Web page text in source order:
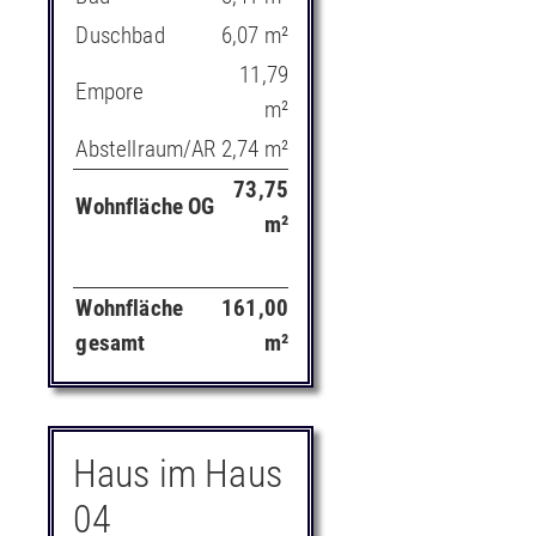
Nutzfläche
gesamt
15,86
m²
Wohnfläche
136,69
m²
Gesamtfläche
152,55
m²
Duschbad
6,07 m²
Empore
11,79
m²
Abstellraum/AR 2,74 m²
Wohnfläche OG
73,75
m²
Wohnfläche
gesamt
161,00
m²
Haus im Haus
04